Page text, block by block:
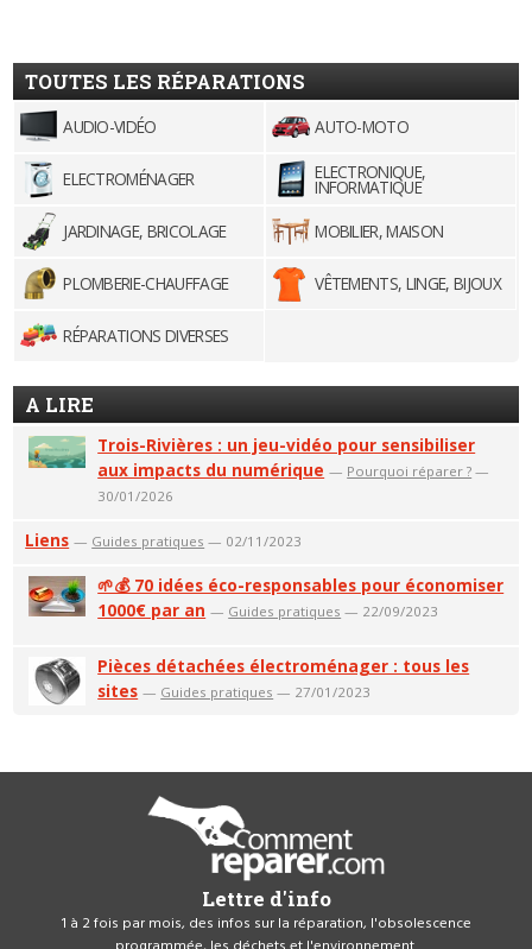
TOUTES LES RÉPARATIONS
AUDIO-VIDÉO AUTO-MOTO
ELECTROMÉNAGER ELECTRONIQUE,
INFORMATIQUE
JARDINAGE, BRICOLAGE
MOBILIER, MAISON
PLOMBERIE-CHAUFFAGE VÊTEMENTS, LINGE, BIJOUX
RÉPARATIONS DIVERSES
A LIRE
Trois-Rivières : un jeu-vidéo pour sensibiliser
aux impacts du numérique — Pourquoi réparer ? —
30/01/2026
Liens — Guides pratiques — 02/11/2023
🌱💰 70 idées éco-responsables pour économiser
1000€ par an — Guides pratiques — 22/09/2023
Pièces détachées électroménager : tous les
sites — Guides pratiques — 27/01/2023
Lettre d'info
1 à 2 fois par mois, des infos sur la réparation, l'obsolescence